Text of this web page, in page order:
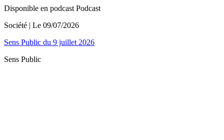
Disponible en podcast Podcast
Société | Le 09/07/2026
Sens Public du 9 juillet 2026
Sens Public